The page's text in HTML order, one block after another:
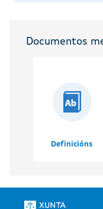
Documentos
Definicións